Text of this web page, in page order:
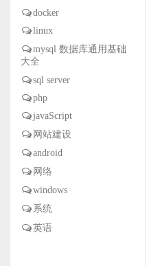
docker
linux
mysql 数据库通用基础
大全
sql server
php
javaScript
网站建设
android
网络
windows
系统
英语